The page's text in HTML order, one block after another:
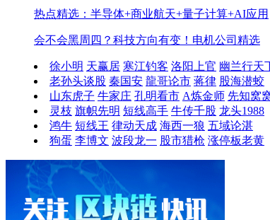
热点精选：半导体+商业航天+量子计算+AI应用
会不会黑周四？科技方向有变！ 电机公司精选
徐小明 天赢居 寒江钓客 洛阳上官 幽兰行天
老孙头谈股 秦国安 龍哥论市 蒋律 股海潜蛟
山东虎子 牛家庄 孔明看市 A炼金师 先知窝
灵枝 旗帜先明 短线高手 牛传千股 龙头1988
鸿牛 短线王 律动天成 海西一狼 五域论湛
狗蛋 李博文 波段龙一 股市猎枪 涨停板老黄